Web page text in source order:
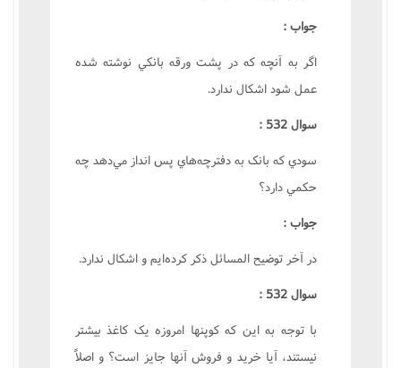
جواب :
اگر به آنچه که در پشت ورقه بانکي نوشته شده
عمل شود اشکال ندارد.
سوال 532 :
سودي که بانک به دفترچه‌هاي پس انداز مي‌دهد چه
حکمي دارد؟
جواب :
در آخر توضيح المسائل ذکر کرده‌ايم و اشکال ندارد.
سوال 532 :
با توجه به اين که کوپنها امروزه يک کاغذ بيشتر
نيستند، آيا خريد و فروش آنها جايز است؟ و اصلاً